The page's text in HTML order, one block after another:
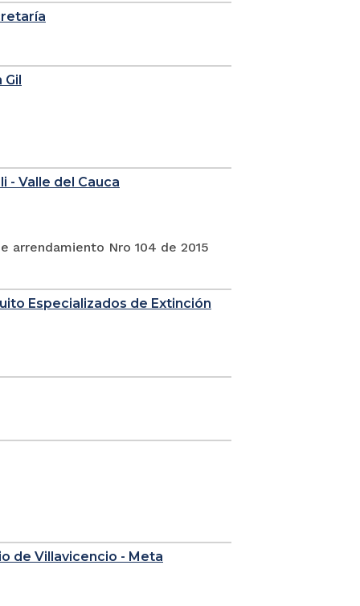
Gil
- Valle del Cauca
Nro 104 de 2015
Especializados de Extinción
de Villavicencio - Meta